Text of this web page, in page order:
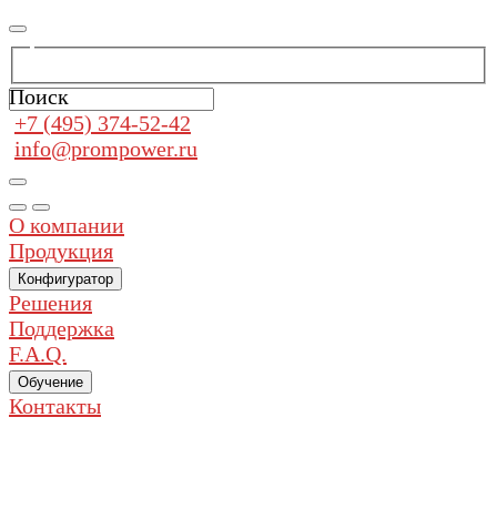
Поиск
+7 (495) 374-52-42
info@prompower.ru
О компании
Продукция
Конфигуратор
Решения
Поддержка
F.A.Q.
Обучение
Контакты